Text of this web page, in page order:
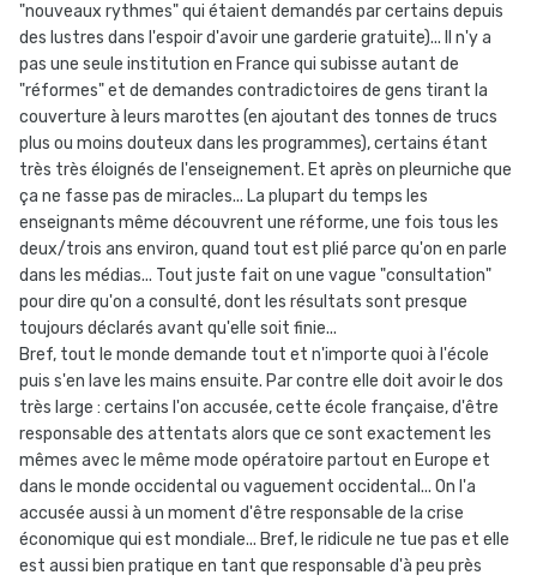
"nouveaux rythmes" qui étaient demandés par certains depuis
des lustres dans l'espoir d'avoir une garderie gratuite)... Il n'y a
pas une seule institution en France qui subisse autant de
"réformes" et de demandes contradictoires de gens tirant la
couverture à leurs marottes (en ajoutant des tonnes de trucs
plus ou moins douteux dans les programmes), certains étant
très très éloignés de l'enseignement. Et après on pleurniche que
ça ne fasse pas de miracles... La plupart du temps les
enseignants même découvrent une réforme, une fois tous les
deux/trois ans environ, quand tout est plié parce qu'on en parle
dans les médias... Tout juste fait on une vague "consultation"
pour dire qu'on a consulté, dont les résultats sont presque
toujours déclarés avant qu'elle soit finie...
Bref, tout le monde demande tout et n'importe quoi à l'école
puis s'en lave les mains ensuite. Par contre elle doit avoir le dos
très large : certains l'on accusée, cette école française, d'être
responsable des attentats alors que ce sont exactement les
mêmes avec le même mode opératoire partout en Europe et
dans le monde occidental ou vaguement occidental... On l'a
accusée aussi à un moment d'être responsable de la crise
économique qui est mondiale... Bref, le ridicule ne tue pas et elle
est aussi bien pratique en tant que responsable d'à peu près